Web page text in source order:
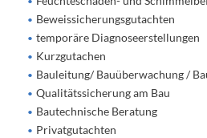
Beweissicherungsgutachten
temporäre Diagnoseerstellungen
Kurzgutachen
Bauleitung/ Bauüberwachung /
Qualitätssicherung am Bau
Bautechnische Beratung
Privatgutachten